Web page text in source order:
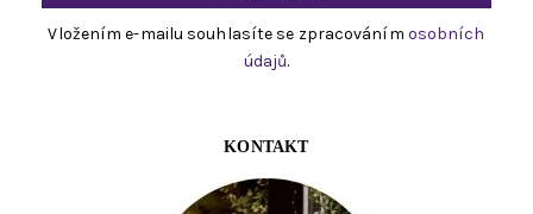
Vložením e-mailu souhlasíte se zpracováním osobních
údajů.
KONTAKT